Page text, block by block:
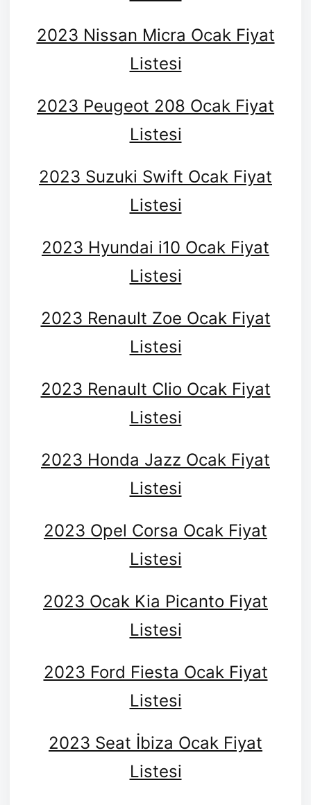
2023 Nissan Micra Ocak Fiyat
Listesi
2023 Peugeot 208 Ocak Fiyat
Listesi
2023 Suzuki Swift Ocak Fiyat
Listesi
2023 Hyundai i10 Ocak Fiyat
Listesi
2023 Renault Zoe Ocak Fiyat
Listesi
2023 Renault Clio Ocak Fiyat
Listesi
2023 Honda Jazz Ocak Fiyat
Listesi
2023 Opel Corsa Ocak Fiyat
Listesi
2023 Ocak Kia Picanto Fiyat
Listesi
2023 Ford Fiesta Ocak Fiyat
Listesi
2023 Seat İbiza Ocak Fiyat
Listesi